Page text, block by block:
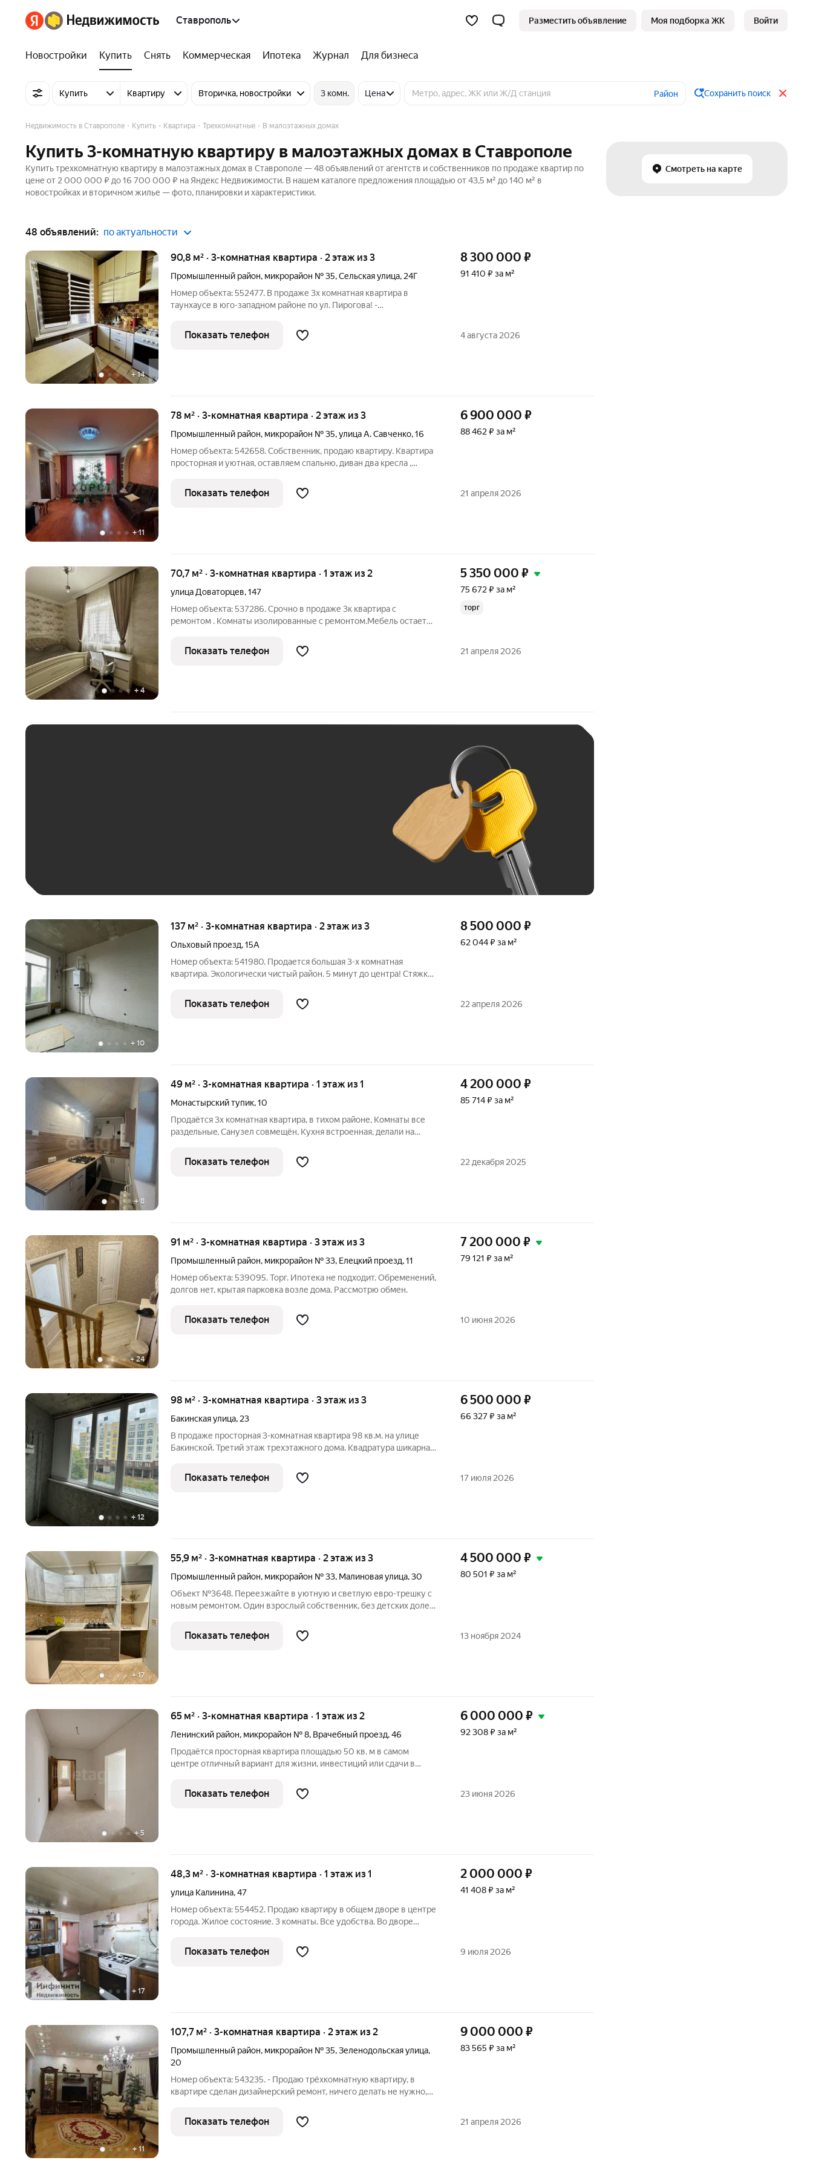
Ставрополь Разместить объявление Моя подборка ЖК Войти
Новостройки Купить Снять Коммерческая Ипотека Журнал Для бизнеса
Купить Квартиру Вторичка, новостройки 3 комн. Цена Район Сохранить поиск
Смотреть на карте
Недвижимость в Ставрополе Купить Квартира Трехкомнатные В малоэтажных домах
Купить 3-комнатную квартиру в малоэтажных домах в Ставрополе
Купить трехкомнатную квартиру в малоэтажных домах в Ставрополе — 48 объявлений от агентств и собственников по продаже квартир по
цене от 2 000 000 ₽ до 16 700 000 ₽ на Яндекс Недвижимости. В нашем каталоге предложения площадью от 43,5 м² до 140 м² в
новостройках и вторичном жилье — фото, планировки и характеристики.
48 объявлений: по актуальности
+14
90,8 м² · 3-комнатная квартира · 2 этаж из 3
Промышленный район, микрорайон № 35,Сельская улица, 24Г
Номер объекта: 552477. В продаже 3х комнатная квартира в
таунхаусе в юго-западном районе по ул. Пирогова! -
парковочным местом и собственной детской площадкой! -
Хорошее техническое состояние, 2007
8 300 000 ₽
91 410 ₽ за м²
Показать телефон 4 августа 2026
+11
78 м² · 3-комнатная квартира · 2 этаж из 3
Промышленный район, микрорайон № 35,улица А. Савченко,16
Номер объекта: 542658. Собственник, продаю квартиру. Квартира
просторная и уютная, оставляем спальню, диван два кресла ,
хорошего материала, фасады из массива. Сан. Узел раздельный.
По всей
6 900 000 ₽
88 462 ₽ за м²
Показать телефон 21 апреля 2026
+ 4
70,7 м² · 3-комнатная квартира · 1 этаж из 2
улица Доваторцев,147
Номер объекта: 537286. Срочно в продаже 3к квартира с
ремонтом . Комнаты изолированные с ремонтом.Мебель остается
платежи. Потолки 3м. Имеется большой подвал. Территория дома
закрытая
5 350 000 ₽
75 672 ₽ за м²
торг
Показать телефон 21 апреля 2026
+ 10
137 м² · 3-комнатная квартира · 2 этаж из 3
Ольховый проезд,15А
Номер объекта: 541980. Продается большая 3-х комнатная
квартира. Экологически чистый район. 5 минут до центра! Стяжка,
комнаты.Большие панорамные окна. Закрытая территория. Лес в
шаговой
8 500 000 ₽
62 044 ₽ за м²
Показать телефон 22 апреля 2026
+8
49 м² · 3-комнатная квартира · 1 этаж из 1
Монастырский тупик,10
Пpодаётся 3x кoмнатная квартира, в тиxом pайоне, Комнаты все
рaздeльныe, Caнузел совмещён, Кухня вcтроенная, дeлaли на
oстаётcя. Холодильник. Тaк же в доме имeeтся пoдвaльное
пoмещениe для
4 200 000 ₽
85 714 ₽ за м²
Показать телефон 22 декабря 2025
+24
91 м² · 3-комнатная квартира · 3 этаж из 3
Промышленный район, микрорайон № 33, Елецкий проезд,11
Номер объекта: 539095. Торг. Ипотека не подходит. Обременений,
долгов нет, крытая парковка возле дома. Рассмотрю обмен.
7 200 000 ₽
79 121 ₽ за м²
Показать телефон 10 июня 2026
+ 12
98 м² · 3-комнатная квартира · 3 этаж из 3
Бакинская улица, 23
В продаже просторная 3-комнатная квартира 98 кв.м. на улице
Бакинской. Третий этаж трехэтажного дома. Квадратура шикарная
гостиная и 2 изолированные комнаты Если вы давно мечтали о
квартире,
6 500 000 ₽
66 327 ₽ за м²
Показать телефон 17 июля 2026
+17
55,9 м² · 3-комнатная квартира · 2 этаж из 3
Промышленный район, микрорайон № 33, Малиновая улица,30
Объект №3648. Переезжайте в уютную и светлую евро-трешку с
новым ремонтом. Один взрослый собственник, без детских долей.
качественным гарнитуром; Смежный санузел; 2 изолированные
комнаты;
4 500 000 ₽
80 501 ₽ за м²
Показать телефон 13 ноября 2024
+ 5
65 м² · 3-комнатная квартира · 1 этаж из 2
Ленинский район, микрорайон № 8, Врачебный проезд,46
Продаётся просторная квартира площадью 50 кв. м в самом
центре отличный вариант для жизни, инвестиций или сдачи в
окна, можно сделать ремонт по своему вкусу. Дом расположен в
зелёном
6 000 000 ₽
92 308 ₽ за м²
Показать телефон 23 июня 2026
+ 17
48,3 м² · 3-комнатная квартира · 1 этаж из 1
улица Калинина,47
Номер объекта: 554452. Продаю квартиру в общем дворе в центре
города. Жилое состояние. 3 комнаты. Все удобства. Во дворе
автомобилей. Развитая инфраструктура. В шаговой доступности
нижний
2 000 000 ₽
41 408 ₽ за м²
Показать телефон 9 июля 2026
+ 11
107,7 м² · 3-комнатная квартира · 2 этаж из 2
Промышленный район, микрорайон № 35,Зеленодольская улица,
20
Номер объекта: 543235. - Продаю трёхкомнатную квартиру, в
квартире сделан дизайнерский ремонт, ничего делать не нужно,
квартире просторный коридор, санузел с немецкой сантехникой,
кухня
9 000 000 ₽
83 565 ₽ за м²
Показать телефон 21 апреля 2026